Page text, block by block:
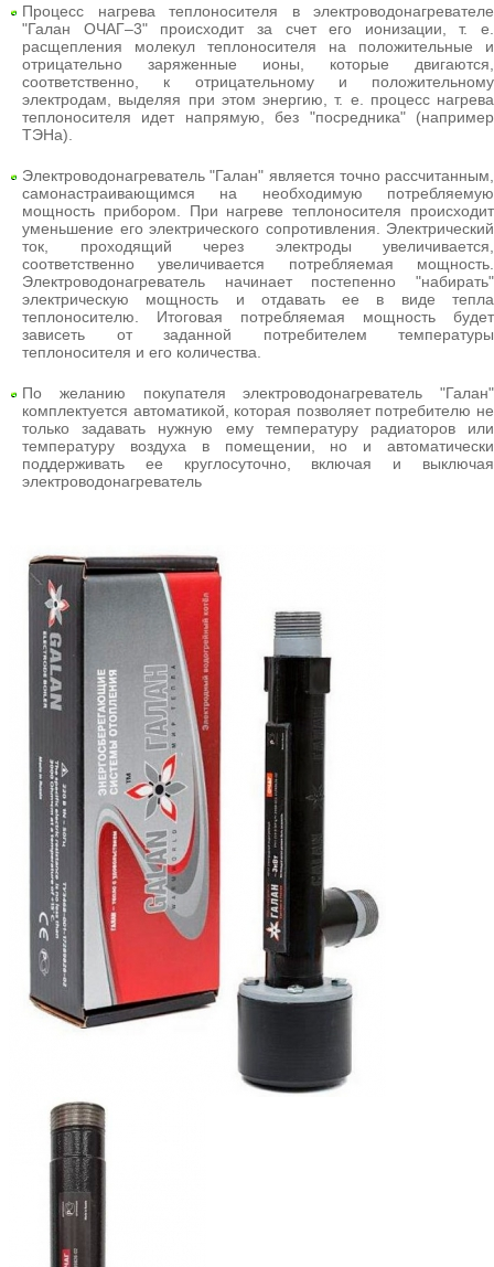
Процесс нагрева теплоносителя в электроводонагревателе
"Галан ОЧАГ–3" происходит за счет его ионизации, т. е.
расщепления молекул теплоносителя на положительные и
отрицательно заряженные ионы, которые двигаются,
соответственно, к отрицательному и положительному
электродам, выделяя при этом энергию, т. е. процесс нагрева
теплоносителя идет напрямую, без "посредника" (например
ТЭНа).
Электроводонагреватель "Галан" является точно рассчитанным,
самонастраивающимся на необходимую потребляемую
мощность прибором. При нагреве теплоносителя происходит
уменьшение его электрического сопротивления. Электрический
ток, проходящий через электроды увеличивается,
соответственно увеличивается потребляемая мощность.
Электроводонагреватель начинает постепенно "набирать"
электрическую мощность и отдавать ее в виде тепла
теплоносителю. Итоговая потребляемая мощность будет
зависеть от заданной потребителем температуры
теплоносителя и его количества.
По желанию покупателя электроводонагреватель "Галан"
комплектуется автоматикой, которая позволяет потребителю не
только задавать нужную ему температуру радиаторов или
температуру воздуха в помещении, но и автоматически
поддерживать ее круглосуточно, включая и выключая
электроводонагреватель